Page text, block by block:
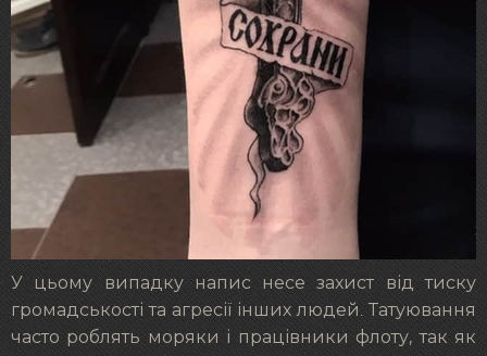
У цьому випадку напис несе захист від тиску
громадськості та агресії інших людей. Татуювання
часто роблять моряки і працівники флоту, так як